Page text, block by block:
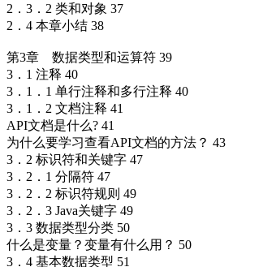
2．3．2 类和对象 37
2．4 本章小结 38
第3章 数据类型和运算符 39
3．1 注释 40
3．1．1 单行注释和多行注释 40
3．1．2 文档注释 41
API文档是什么? 41
为什么要学习查看API文档的方法？ 43
3．2 标识符和关键字 47
3．2．1 分隔符 47
3．2．2 标识符规则 49
3．2．3 Java关键字 49
3．3 数据类型分类 50
什么是变量？变量有什么用？ 50
3．4 基本数据类型 51